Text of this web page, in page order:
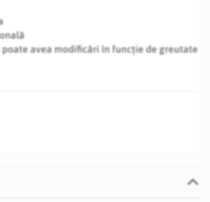
avea modificări în funcție de greutate